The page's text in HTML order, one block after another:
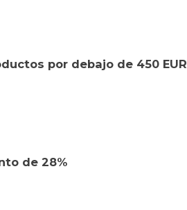
por debajo de 450 EUR
de 28%